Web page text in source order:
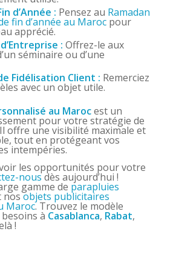
d’Année : Pensez au Ramadan
fin d’année au Marocpour
apprécié.
: Offrez-le aux
séminaire ou d’une
Fidélisation Client : Remerciez
avec un objet utile.
au Marocest un
pour votre stratégie de
offre une visibilité maximale et
tout en protégeant vos
intempéries.
les opportunités pour votre
nousdès aujourd’hui !
gamme de parapluies
nosobjets publicitaires
Maroc. Trouvez le modèle
à Casablanca, Rabat,
!